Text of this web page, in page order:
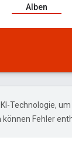
Alben
Technologie,
Fehler